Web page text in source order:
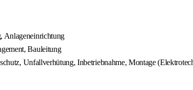
Anlageneinrichtung
Bauleitung
Unfallverhütung, Inbetriebnahme, Montage